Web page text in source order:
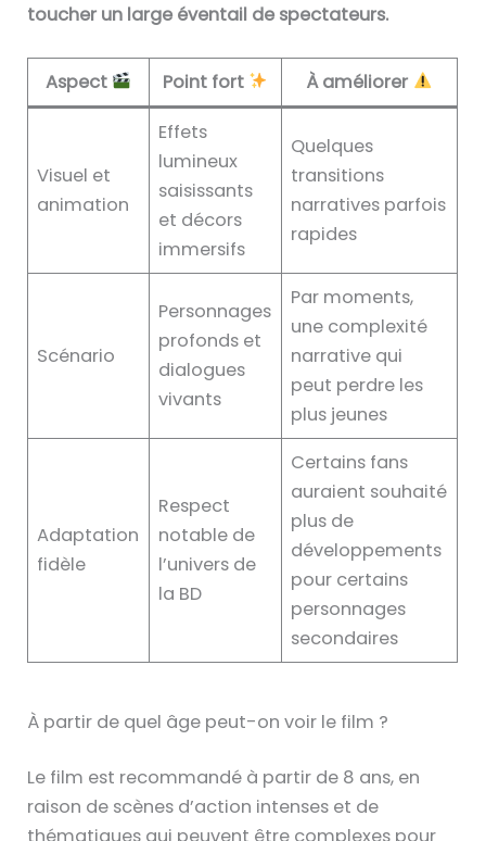
toucher un large éventail de spectateurs.
Aspect Point fort À améliorer
Visuel et
animation
Effets
lumineux
saisissants
et décors
immersifs
Quelques
transitions
narratives parfois
rapides
Scénario
Personnages
profonds et
dialogues
vivants
Par moments,
une complexité
narrative qui
peut perdre les
plus jeunes
Adaptation
fidèle
Respect
notable de
l’univers de
la BD
Certains fans
auraient souhaité
plus de
développements
pour certains
personnages
secondaires
À partir de quel âge peut-on voir le film ?
Le film est recommandé à partir de 8 ans, en
raison de scènes d’action intenses et de